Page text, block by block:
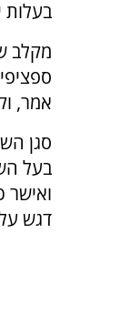
בעלות
מקלב
אמר,
סגן
בעל
ואישר
דגש